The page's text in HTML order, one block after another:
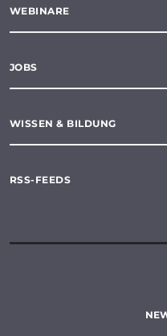
WEBINARE
JOBS
WISSEN & BILDUNG
RSS-FEEDS